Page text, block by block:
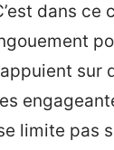
dans ce
sur
limite pas